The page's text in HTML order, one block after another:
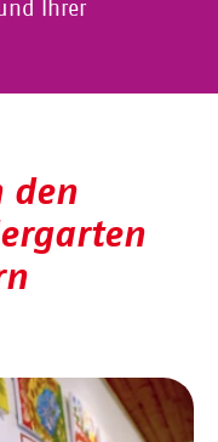
Ihrer
den